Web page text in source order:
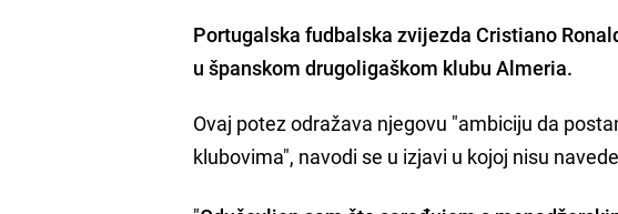
Portugalska fudbalska zvijezda Cristiano
u španskom drugoligaškom klubu Almeria.
Ovaj potez odražava njegovu "ambiciju da
klubovima", navodi se u izjavi u kojoj nisu